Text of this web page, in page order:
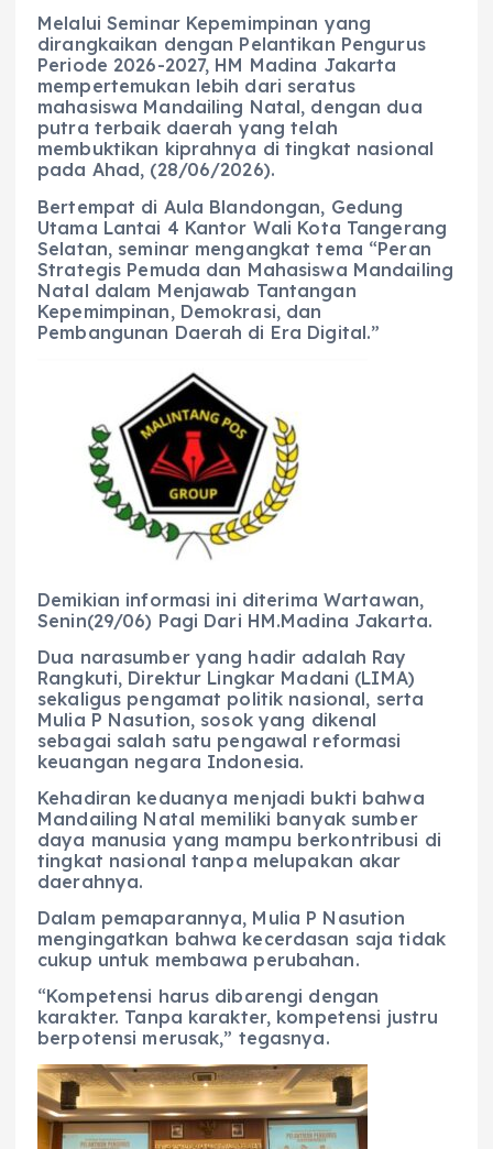
Melalui Seminar Kepemimpinan yang
dirangkaikan dengan Pelantikan Pengurus
Periode 2026-2027, HM Madina Jakarta
mempertemukan lebih dari seratus
mahasiswa Mandailing Natal, dengan dua
putra terbaik daerah yang telah
membuktikan kiprahnya di tingkat nasional
pada Ahad, (28/06/2026).
Bertempat di Aula Blandongan, Gedung
Utama Lantai 4 Kantor Wali Kota Tangerang
Selatan, seminar mengangkat tema “Peran
Strategis Pemuda dan Mahasiswa Mandailing
Natal dalam Menjawab Tantangan
Kepemimpinan, Demokrasi, dan
Pembangunan Daerah di Era Digital.”
Demikian informasi ini diterima Wartawan,
Senin(29/06) Pagi Dari HM.Madina Jakarta.
Dua narasumber yang hadir adalah Ray
Rangkuti, Direktur Lingkar Madani (LIMA)
sekaligus pengamat politik nasional, serta
Mulia P Nasution, sosok yang dikenal
sebagai salah satu pengawal reformasi
keuangan negara Indonesia.
Kehadiran keduanya menjadi bukti bahwa
Mandailing Natal memiliki banyak sumber
daya manusia yang mampu berkontribusi di
tingkat nasional tanpa melupakan akar
daerahnya.
Dalam pemaparannya, Mulia P Nasution
mengingatkan bahwa kecerdasan saja tidak
cukup untuk membawa perubahan.
“Kompetensi harus dibarengi dengan
karakter. Tanpa karakter, kompetensi justru
berpotensi merusak,” tegasnya.